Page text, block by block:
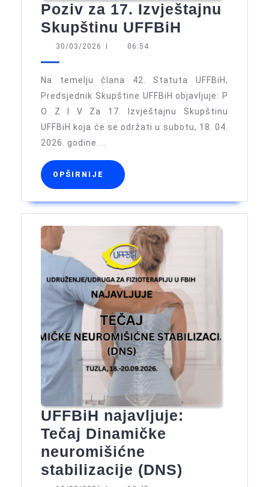
Poziv za 17. Izvještajnu
Skupštinu UFFBiH
Izvještajnu
Skupštinu
UFFBiH
30/03/2026 30/03/2026
06:54
Na temelju člana 42. Statuta UFFBiH,
Predsjednik Skupštine UFFBiH objavljuje: P
O Z I V Za 17. Izvještajnu Skupštinu
UFFBiH koja će se održati u subotu, 18. 04.
2026. godine ...
OPŠIRNIJE OPŠIRNIJE
UFFBiH najavljuje:
Tečaj Dinamičke
neuromišićne
stabilizacije (DNS)